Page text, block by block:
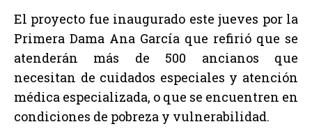
El proyecto fue inaugurado este jueves por la
Primera Dama Ana García que refirió que se
atenderán más de 500 ancianos que
necesitan de cuidados especiales y atención
médica especializada, o que se encuentren en
condiciones de pobreza y vulnerabilidad.